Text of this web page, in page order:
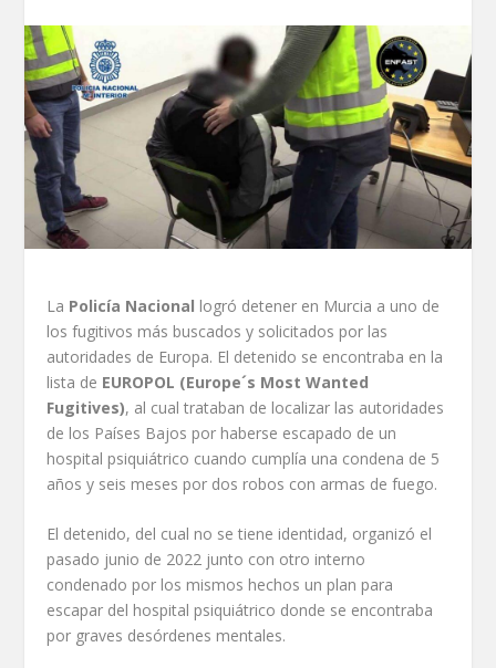
La Policía Nacional logró detener en Murcia a uno de
los fugitivos más buscados y solicitados por las
autoridades de Europa. El detenido se encontraba en la
lista de EUROPOL (Europe´s Most Wanted
Fugitives), al cual trataban de localizar las autoridades
de los Países Bajos por haberse escapado de un
hospital psiquiátrico cuando cumplía una condena de 5
años y seis meses por dos robos con armas de fuego.
El detenido, del cual no se tiene identidad, organizó el
pasado junio de 2022 junto con otro interno
condenado por los mismos hechos un plan para
escapar del hospital psiquiátrico donde se encontraba
por graves desórdenes mentales.